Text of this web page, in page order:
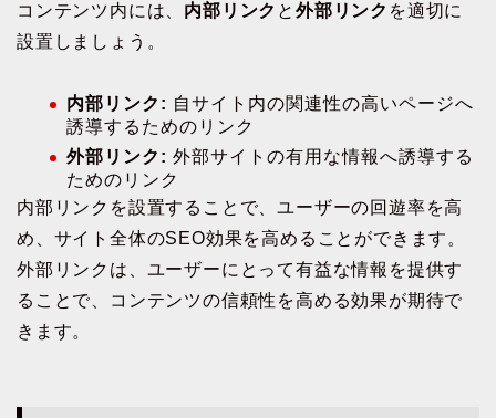
コンテンツ内には、 内部リンク と外部リンク を適切に
設置しましょう。
内部リンク: 自サイト内の関連性の高いページへ
誘導するためのリンク
外部リンク: 外部サイトの有用な情報へ誘導する
ためのリンク
内部リンクを設置することで、ユーザーの回遊率を高
め、サイト全体のSEO効果を高めることができます。
外部リンクは、ユーザーにとって有益な情報を提供す
ることで、コンテンツの信頼性を高める効果が期待で
きます。